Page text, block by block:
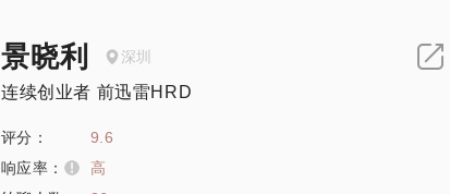
景晓利 深圳
连续创业者 前迅雷HRD
评分：
9.6
响应率：
高